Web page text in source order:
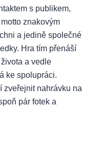
s publikem,
znakovým
a jedině společné
Hra tím přenáší
a vedle
ke spolupráci.
zveřejnit nahrávku na
pár fotek a